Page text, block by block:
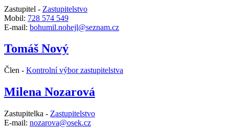
Zastupitel - Zastupitelstvo
Mobil: 728 574 549
E-mail: bohumil.nohejl@seznam.cz
Tomáš Nový
Člen - Kontrolní výbor zastupitelstva
Milena Nozarová
Zastupitelka - Zastupitelstvo
E-mail: nozarova@osek.cz